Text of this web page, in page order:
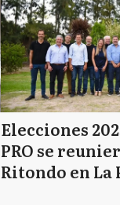
Elecciones
PRO se
Ritondo en La